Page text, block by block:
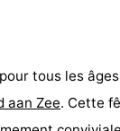
tous les
aan Zee. Cette